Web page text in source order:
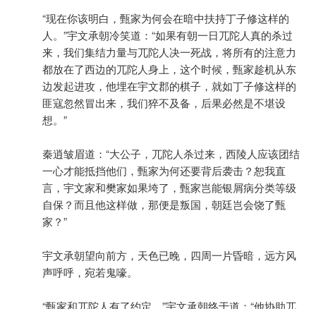
“现在你该明白，甄家为何会在暗中扶持丁子修这样的
人。”宇文承朝冷笑道：“如果有朝一日兀陀人真的杀过
来，我们集结力量与兀陀人决一死战，将所有的注意力
都放在了西边的兀陀人身上，这个时候，甄家趁机从东
边发起进攻，他埋在宇文郡的棋子，就如丁子修这样的
匪寇忽然冒出来，我们猝不及备，后果必然是不堪设
想。”
秦逍皱眉道：“大公子，兀陀人杀过来，西陵人应该团结
一心才能抵挡他们，甄家为何还要背后袭击？恕我直
言，宇文家和樊家如果垮了，甄家岂能银屑病分类等级
自保？而且他这样做，那便是叛国，朝廷岂会饶了甄
家？”
宇文承朝望向前方，天色已晚，四周一片昏暗，远方风
声呼呼，宛若鬼嚎。
“甄家和兀陀人有了约定。”宇文承朝终于道：“他协助兀